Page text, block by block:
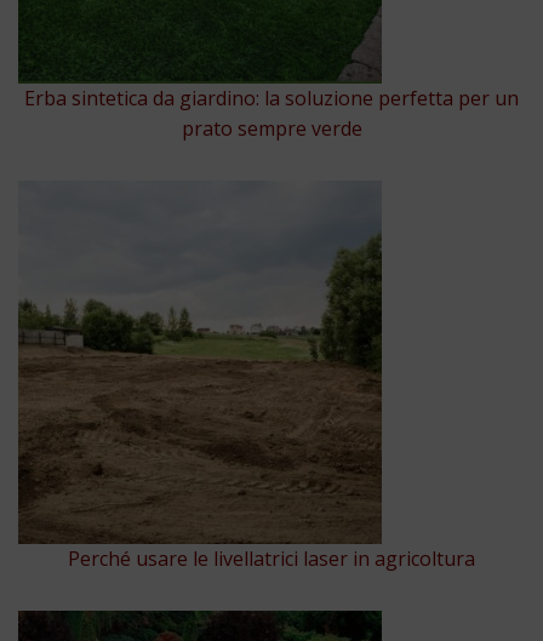
Erba sintetica da giardino: la soluzione perfetta per un
prato sempre verde
Perché usare le livellatrici laser in agricoltura